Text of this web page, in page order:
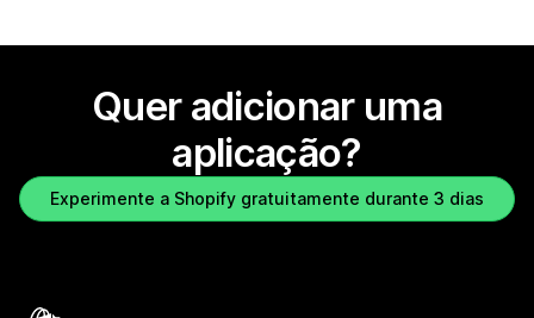
Quer adicionar uma
aplicação?
Experimente a Shopify gratuitamente durante 3 dias